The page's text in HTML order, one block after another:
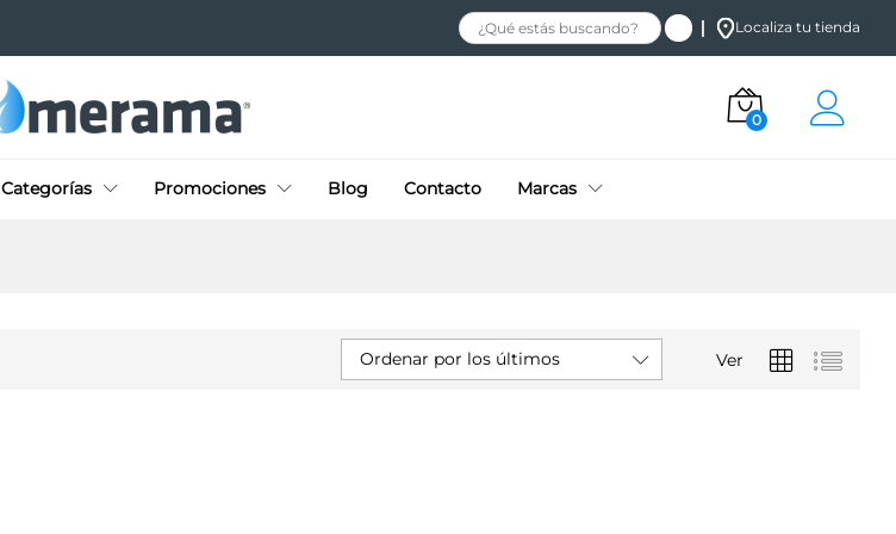
Localiza tu tienda
0
Categorías Promociones Blog Contacto Marcas
Ver
Ordenar por los últimos